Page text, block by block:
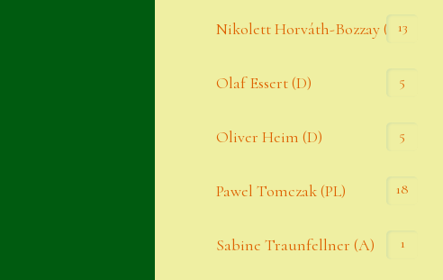
Nikolett Horváth-Bozzay (A)13
Olaf Essert (D) 5
Oliver Heim (D) 5
Pawel Tomczak (PL) 18
Sabine Traunfellner (A) 1